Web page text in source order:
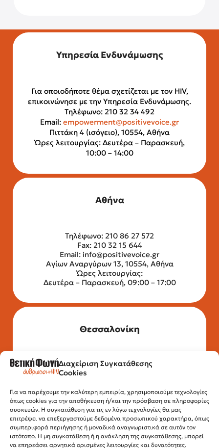
Διαχείριση Συγκατάθεσης
Cookies
Για να παρέχουμε την καλύτερη εμπειρία, χρησιμοποιούμε τεχνολογίες
όπως cookies για την αποθήκευση ή/και την πρόσβαση σε πληροφορίες
συσκευών. Η συγκατάθεση για τις εν λόγω τεχνολογίες θα μας
επιτρέψει να επεξεργαστούμε δεδομένα προσωπικού χαρακτήρα, όπως
συμπεριφορά περιήγησης ή μοναδικά αναγνωριστικά σε αυτόν τον
ιστότοπο. Η μη συγκατάθεση ή η ανάκληση της συγκατάθεσης, μπορεί
να επηρεάσει αρνητικά ορισμένες λειτουργίες και δυνατότητες.
Υπηρεσία Ενδυνάμωσης
Για οποιοδήποτε θέμα σχετίζεται με τον HIV,
επικοινώνησε με την Υπηρεσία Ενδυνάμωσης.
Τηλέφωνο: 210 32 34 492
Email: empowerment@positivevoice.gr
Πιττάκη 4 (ισόγειο), 10554, Αθήνα
Ώρες λειτουργίας: Δευτέρα – Παρασκευή,
10:00 – 14:00
Αθήνα
Τηλέφωνο: 210 86 27 572
Fax: 210 32 15 644
Email: info@positivevoice.gr
Αγίων Αναργύρων 13, 10554, Αθήνα
Ώρες λειτουργίας:
Δευτέρα – Παρασκευή, 09:00 – 17:00
Θεσσαλονίκη
Τηλέφωνο: 2315 525 020
Fax: 210 32 15 644
Εγνατίας 112, 3ος όροφος, 54622,
Θεσσαλονίκη
Ώρες λειτουργίας:
Δευτέρα – Παρασκευή, 10:00 –14:00